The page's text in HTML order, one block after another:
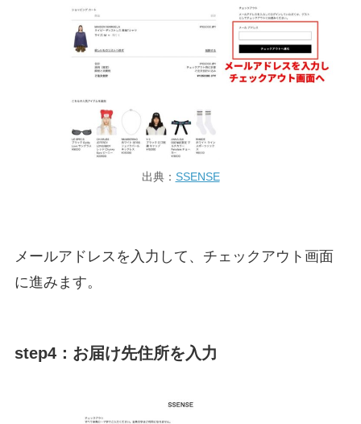
出典： SSENSE
メールアドレスを入力して、チェックアウト画面
に進みます。
step4：お届け先住所を入力